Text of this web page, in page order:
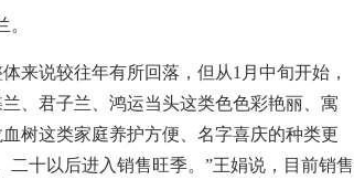
说较往年有所回落，但从1月中旬开始，
、君子兰、鸿运当头这类色色彩艳丽、寓
树这类家庭养护方便、名字喜庆的种类更
十以后进入销售旺季。”王娟说，目前销售